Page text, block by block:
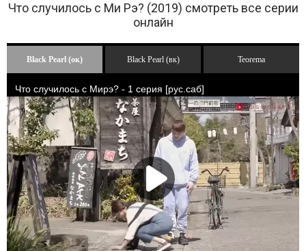
Что случилось с Ми Рэ? (2019) смотреть все серии
онлайн
Black Pearl (ок) Black Pearl (вк) Teorema